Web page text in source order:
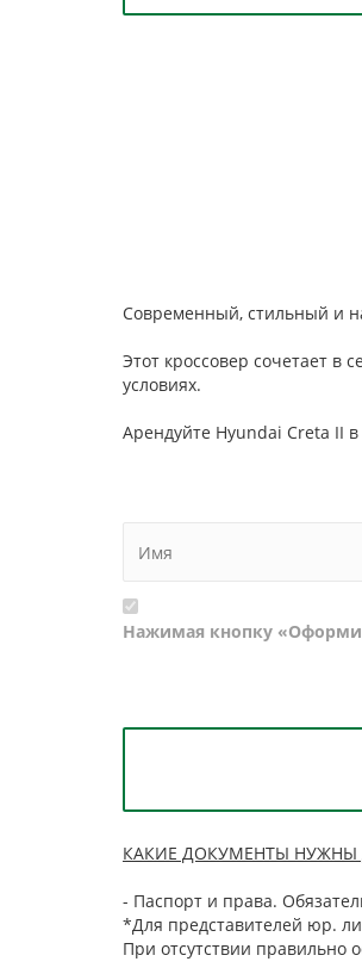
Современный, стильный и
Этот кроссовер сочетает
условиях.
Арендуйте Hyundai Creta II
Нажимая кнопку
КАКИЕ ДОКУМЕНТЫ НУЖНЫ
- Паспорт и права.
*Для представителей юр.
При отсутствии правильно